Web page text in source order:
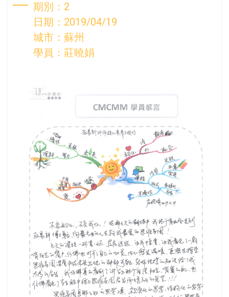
期別：2
日期：2019/04/19
城市：蘇州
學員：莊曉娟